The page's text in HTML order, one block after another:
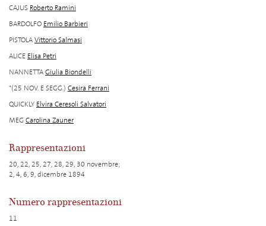
CAJUS Roberto Ramini
BARDOLFO Emilio Barbieri
PISTOLAVittorio Salmasi
ALICE Elisa Petri
NANNETTAGiulia Biondelli
*(25 NOV. E SEGG.) Cesira Ferrani
QUICKLY Elvira Ceresoli Salvatori
MEGCarolina Zauner
Rappresentazioni
20, 22, 25, 27, 28, 29, 30 novembre;
2, 4, 6, 9, dicembre 1894
Numero rappresentazioni
11